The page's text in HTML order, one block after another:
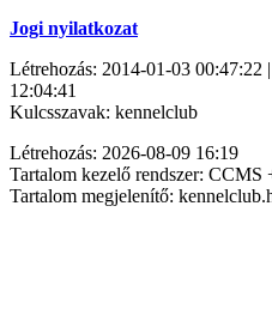
Jogi nyilatkozat
Létrehozás: 2014-01-03 00:47:22
12:04:41
Kulcsszavak: kennelclub
Létrehozás: 2026-08-09 16:19
Tartalom kezelő rendszer:
Tartalom megjelenítő: